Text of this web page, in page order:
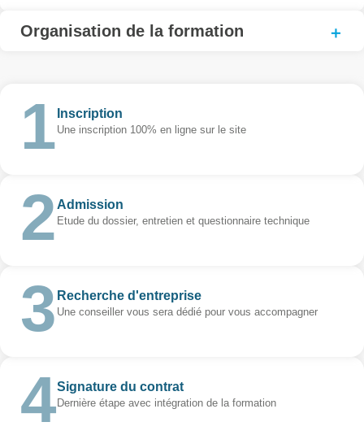
Organisation de la formation
Inscription
Une inscription 100% en ligne sur le site
Admission
Etude du dossier, entretien et questionnaire technique
Recherche d'entreprise
Une conseiller vous sera dédié pour vous accompagner
Signature du contrat
Dernière étape avec intégration de la formation